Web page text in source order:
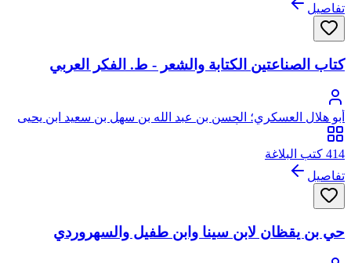
تفاصيل
كتاب الصناعتين الكتابة والشعر - ط. الفكر العربي
أبو هلال العسكري؛ الحسن بن عبد الله بن سهل بن سعيد ابن يحيى
بن مهران العسكري، أبو هلال
414 كتب البلاغة
تفاصيل
حي بن يقظان لابن سينا وابن طفيل والسهروردي